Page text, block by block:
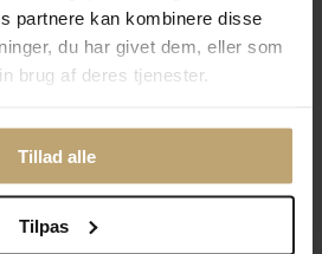
partnere kan kombinere disse
du har givet dem, eller som
brug af deres tjenester.
Tillad alle
Tilpas
Lund Copenhagen
Marguerit ring 7,5mm
forgyldt sølv (str. 58)
Vejl. pris925,00 kr